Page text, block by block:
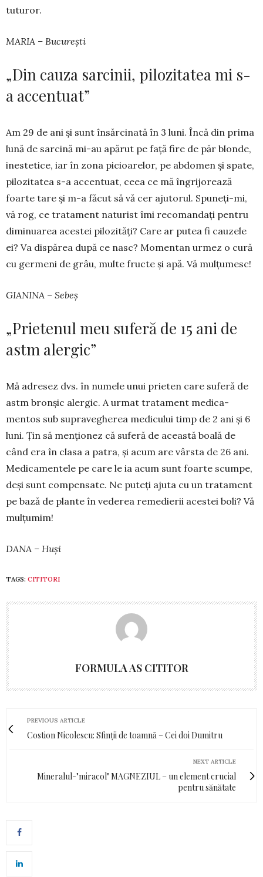
tutu­ror.
MARIA – București
„Din cauza sarcinii, pilozitatea mi s-
a accentuat”
Am 29 de ani și sunt însărcinată în 3 luni. Încă din prima
lună de sarcină mi-au apărut pe față fire de păr blonde,
inestetice, iar în zona picioarelor, pe abdomen și spate,
pilozitatea s-a accentuat, ceea ce mă îngri­jorează
foarte tare și m-a făcut să vă cer ajutorul. Spu­neți-mi,
vă rog, ce tratament naturist îmi recomandați pentru
diminuarea aces­tei pilozi­tăți? Care ar putea fi cauzele
ei? Va dispărea după ce nasc? Momentan ur­mez o cură
cu germeni de grâu, multe fructe și apă. Vă mulțumesc!
GIANINA – Sebeș
„Prietenul meu suferă de 15 ani de
astm alergic”
Mă adresez dvs. în numele unui prieten care suferă de
astm bronșic alergic. A urmat tratament medica­
mentos sub supravegherea medicului timp de 2 ani și 6
luni. Țin să men­ționez că suferă de această boală de
când era în clasa a patra, și acum are vârsta de 26 ani.
Me­dicamentele pe care le ia acum sunt foarte scumpe,
deși sunt compensate. Ne puteți ajuta cu un tratament
pe bază de plante în vede­rea remedierii aces­tei boli? Vă
mulțumim!
DANA – Huși
TAGS: CITITORI
FORMULA AS CITITOR
PREVIOUS ARTICLE
Costion Nicolescu: Sfinții de toamnă – Cei doi Dumitru
NEXT ARTICLE
Mineralul-"miracol" MAGNEZIUL – un element crucial
pentru sănătate